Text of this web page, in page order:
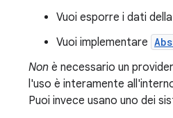
Vuoi esporre i dati
Vuoi implementare
Non è necessario un
l'uso è interamente
Puoi invece usano uno dei